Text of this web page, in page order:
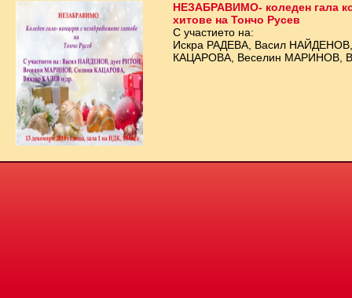
НЕЗАБРАВИМО- коледен гала
хитове на Тончо Русев
С участието на:
Искра РАДЕВА, Васил
КАЦАРОВА, Веселин МАРИНОВ,